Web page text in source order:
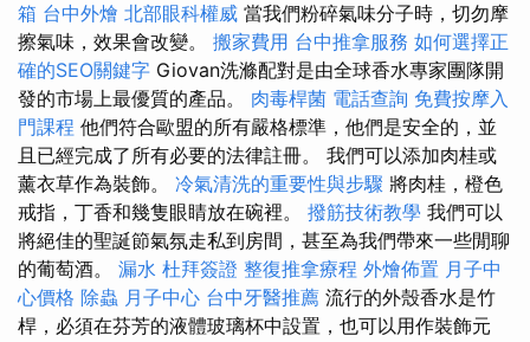
箱 台中外燴 北部眼科權威 當我們粉碎氣味分子時，切勿摩
擦氣味，效果會改變。 搬家費用 台中推拿服務 如何選擇正
確的SEO關鍵字 Giovan洗滌配對是由全球香水專家團隊開
發的市場上最優質的產品。 肉毒桿菌 電話查詢 免費按摩入
門課程 他們符合歐盟的所有嚴格標準，他們是安全的，並
且已經完成了所有必要的法律註冊。 我們可以添加肉桂或
薰衣草作為裝飾。 冷氣清洗的重要性與步驟 將肉桂，橙色
戒指，丁香和幾隻眼睛放在碗裡。 撥筋技術教學 我們可以
將絕佳的聖誕節氣氛走私到房間，甚至為我們帶來一些閒聊
的葡萄酒。 漏水 杜拜簽證 整復推拿療程 外燴佈置 月子中
心價格 除蟲 月子中心 台中牙醫推薦 流行的外殼香水是竹
桿，必須在芬芳的液體玻璃杯中設置，也可以用作裝飾元